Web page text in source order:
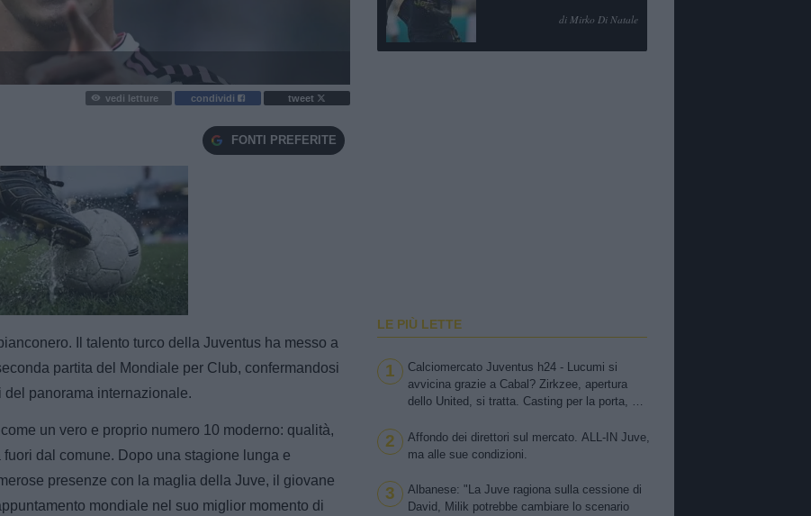
vedi letture condividi tweet
FONTI PREFERITE
Loaded
100.00%
Il talento turco della Juventus ha messo a
partita del Mondiale per Club, confermandosi
panorama internazionale.
un vero e proprio numero 10 moderno: qualità,
dal comune. Dopo una stagione lunga e
presenze con la maglia della Juve, il giovane
mondiale nel suo miglior momento di
di Mirko Di Natale
LE PIÙ LETTE
1
Calciomercato Juventus h24 - Lucumi si
avvicina grazie a Cabal? Zirkzee, apertura
dello United, si tratta. Casting per la porta, ma
2
Affondo dei direttori sul mercato. ALL-IN Juve,
ma alle sue condizioni.
3
Albanese: "La Juve ragiona sulla cessione di
David, Milik potrebbe cambiare lo scenario